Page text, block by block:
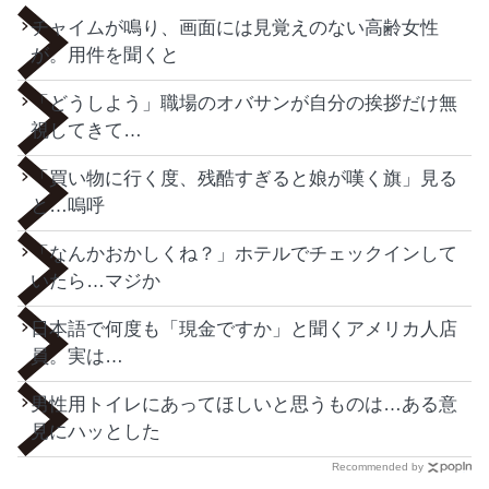
チャイムが鳴り、画面には見覚えのない高齢女性
が。用件を聞くと
「どうしよう」職場のオバサンが自分の挨拶だけ無
視してきて…
「買い物に行く度、残酷すぎると娘が嘆く旗」見る
と…嗚呼
「なんかおかしくね？」ホテルでチェックインして
いたら…マジか
日本語で何度も「現金ですか」と聞くアメリカ人店
員。実は…
男性用トイレにあってほしいと思うものは…ある意
見にハッとした
Recommended by